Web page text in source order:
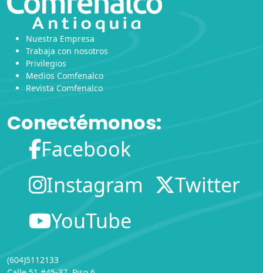
Nuestra Empresa
Trabaja con nosotros
Privilegios
Medios Comfenalco
Revista Comfenalco
Conectémonos:
Facebook
Instagram
Twitter
YouTube
(604)5112133